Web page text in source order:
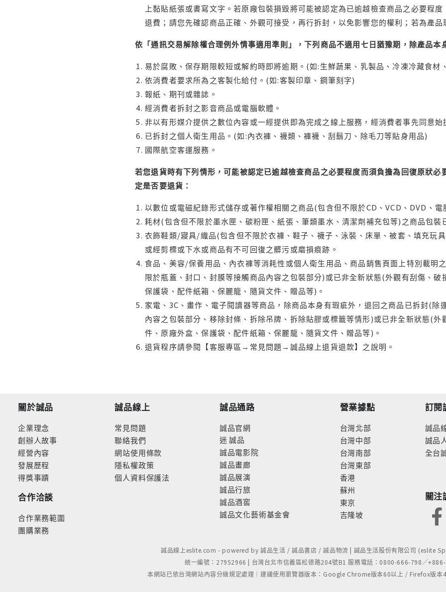
上黏貼紙張或書寫文字。若原廠包裝損毀將可能被認定為已逾越檢查商品之必要程
退費；請您先確認商品正確、外觀可接受，再行拆封，以免影響您的權利；若為產
依「通訊交易解除權合理例外情事適用準則」，下列商品不適用七日猶豫期，除產品本
易於腐敗、保存期限較短或解約時即將逾期。(如:生鮮蔬果、乳製品、冷凍冷藏食材
依消費者要求所為之客製化給付。(如:客製印章、鋼筆刻字)
報紙、期刊或雜誌。
經消費者拆封之影音商品或電腦軟體。
非以有形媒介提供之數位內容或一經提供即為完成之線上服務，經消費者事先同意
已拆封之個人衛生用品。(如:內衣褲、襪類、褲襪、刮鬍刀、除毛刀等貼身用品)
國際航空客運服務。
若您退貨時有下列情形，可能被認定已逾越檢查商品之必要程度而須負擔為回復原狀
定是否要退貨：
以數位或電磁紀錄形式儲存或著作權相關之商品(包含但不限於CD、VCD、DVD、
耗材(包含但不限於墨水匣、碳粉匣、紙張、筆類墨水、清潔劑補充包等)之商品包
衣飾鞋類/寢具/織品(包含但不限於衣褲、鞋子、襪子、泳裝、床單、被套、填充玩
或經剪標或下水或商品有不可回復之髒污或磨損痕跡。
食品、美容/保養用品、內衣褲等消耗性或個人衛生用品、商品銷售頁面上特別載明
限於瓶蓋、封口、封膜等接觸商品內容之包裝部分)或已非全新狀態(外觀有刮傷、
保護袋、配件紙箱、保麗龍、隨貨文件、贈品等)。
家電、3C、畫作、電子閱讀器等商品，除商品本身有瑕疵外，退回之商品已拆封(
內容之包裝部分、移除封條、拆除吊牌、拆除貼膠或標籤等情形)或已非全新狀態(
件、原廠外盒、保護袋、配件紙箱、保麗龍、隨貨文件、贈品等)。
退貨程序請參閱【客服專區→常見問題→誠品線上退貨退款】之說明。
關於誠品
企業理念
創辦人故事
經營內容
發展歷程
得獎事蹟
合作洽談
合作業務範圍
團購業務
誠品線上
常見問題
聯絡我們
網站使用條款
隱私權政策
個人資料保護法
誠品通路
誠品官網
迷 誠品
誠品電影院
誠品畫廊
誠品展演
誠品行旅
誠品酒窖
誠品文化藝術基金會
營業據點
台灣北部
台灣中部
台灣南部
台灣東部
香港
蘇州
東京
吉隆坡
訂閱
誠品
誠品
全台
關注
誠品線上eslite.com - powered by 誠品生活 / 誠品書店 / 誠品物流 | 誠品生活股份有限公司 (eslite
統一編號：27952966 | 台灣台北市信義區松德路204號B1 服務電話：0800-666-798／
本網站已依台灣網站內容分級規定處理｜建議使用瀏覽器版本：Google Chrome版本60以上 / Firefox版